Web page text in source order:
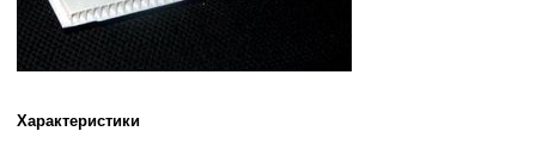
Характеристики